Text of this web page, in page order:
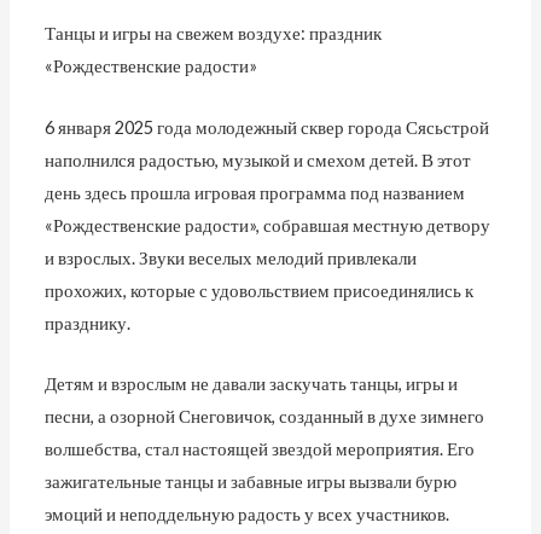
Танцы и игры на свежем воздухе: праздник
«Рождественские радости»
6 января 2025 года молодежный сквер города Сясьстрой
наполнился радостью, музыкой и смехом детей. В этот
день здесь прошла игровая программа под названием
«Рождественские радости», собравшая местную детвору
и взрослых. Звуки веселых мелодий привлекали
прохожих, которые с удовольствием присоединялись к
празднику.
Детям и взрослым не давали заскучать танцы, игры и
песни, а озорной Снеговичок, созданный в духе зимнего
волшебства, стал настоящей звездой мероприятия. Его
зажигательные танцы и забавные игры вызвали бурю
эмоций и неподдельную радость у всех участников.